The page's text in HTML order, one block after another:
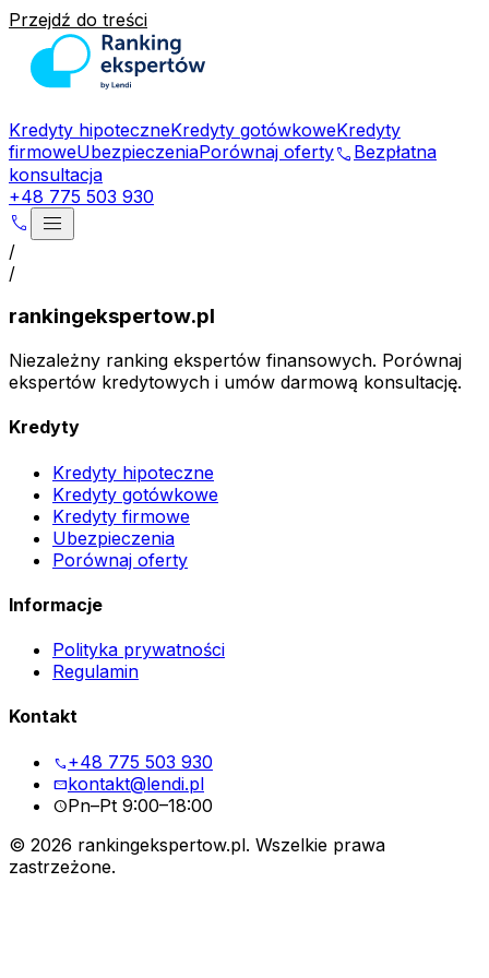
Przejdź do treści
Kredyty hipoteczneKredyty gotówkoweKredyty
firmoweUbezpieczeniaPorównaj ofertyphone Bezpłatna
konsultacja
+48 775 503 930
phone menu
/
/
rankingekspertow.pl
Niezależny ranking ekspertów finansowych. Porównaj
ekspertów kredytowych i umów darmową konsultację.
Kredyty
Kredyty hipoteczne
Kredyty gotówkowe
Kredyty firmowe
Ubezpieczenia
Porównaj oferty
Informacje
Polityka prywatności
Regulamin
Kontakt
phone+48 775 503 930
mailkontakt@lendi.pl
schedulePn–Pt 9:00–18:00
© 2026 rankingekspertow.pl. Wszelkie prawa
zastrzeżone.